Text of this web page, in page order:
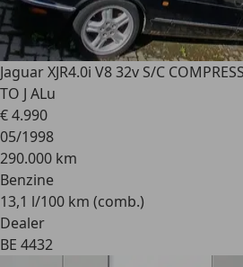
Jaguar XJR4.0i V8 32v S/C
TO J ALu
€ 4.990
05/1998
290.000 km
Benzine
13,1 l/100 km (comb.)
Dealer
BE 4432